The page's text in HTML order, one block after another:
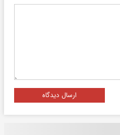
ارسال دیدگاه